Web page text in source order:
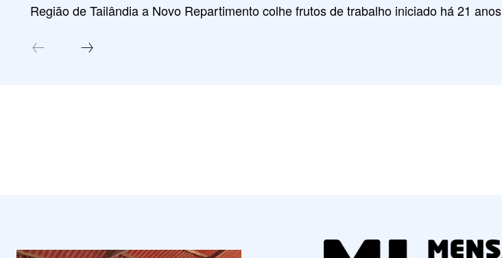
Região de Tailândia a Novo Repartimento colhe frutos de trabalho iniciado há 21 anos